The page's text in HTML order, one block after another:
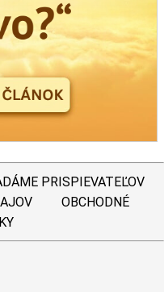
PRISPIEVATEĽOV
OBCHODNÉ